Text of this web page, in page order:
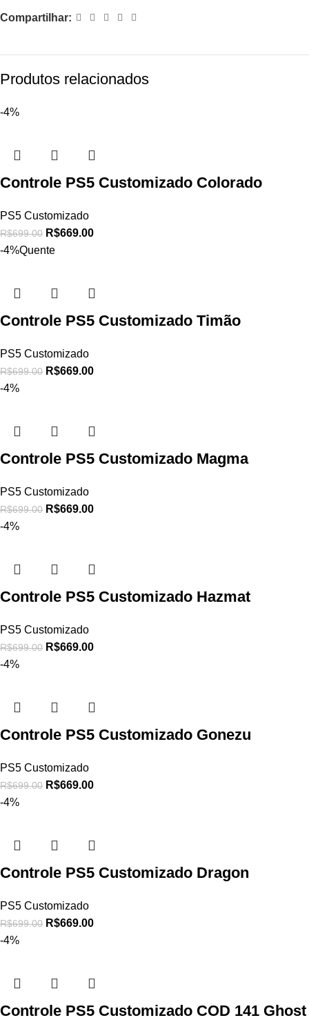
Compartilhar:
Produtos relacionados
-4%
Controle PS5 Customizado Colorado
PS5 Customizado
R$699.00 R$669.00
-4%Quente
Controle PS5 Customizado Timão
PS5 Customizado
R$699.00 R$669.00
-4%
Controle PS5 Customizado Magma
PS5 Customizado
R$699.00 R$669.00
-4%
Controle PS5 Customizado Hazmat
PS5 Customizado
R$699.00 R$669.00
-4%
Controle PS5 Customizado Gonezu
PS5 Customizado
R$699.00 R$669.00
-4%
Controle PS5 Customizado Dragon
PS5 Customizado
R$699.00 R$669.00
-4%
Controle PS5 Customizado COD 141 Ghost